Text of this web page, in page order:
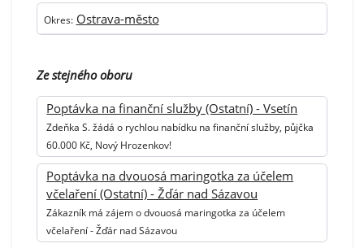
Okres: Ostrava-město
Ze stejného oboru
Poptávka na finanční služby (Ostatní) - Vsetín
Zdeňka S. žádá o rychlou nabídku na finanční služby, půjčka
60.000 Kč, Nový Hrozenkov!
Poptávka na dvouosá maringotka za účelem
včelaření (Ostatní) - Žďár nad Sázavou
Zákazník má zájem o dvouosá maringotka za účelem
včelaření - Žďár nad Sázavou